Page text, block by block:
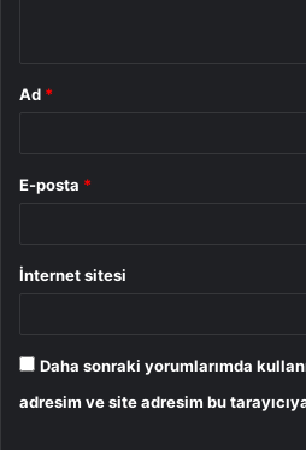
Ad *
E-posta *
İnternet sitesi
Daha sonraki yorumlarımda
adresim ve site adresim bu